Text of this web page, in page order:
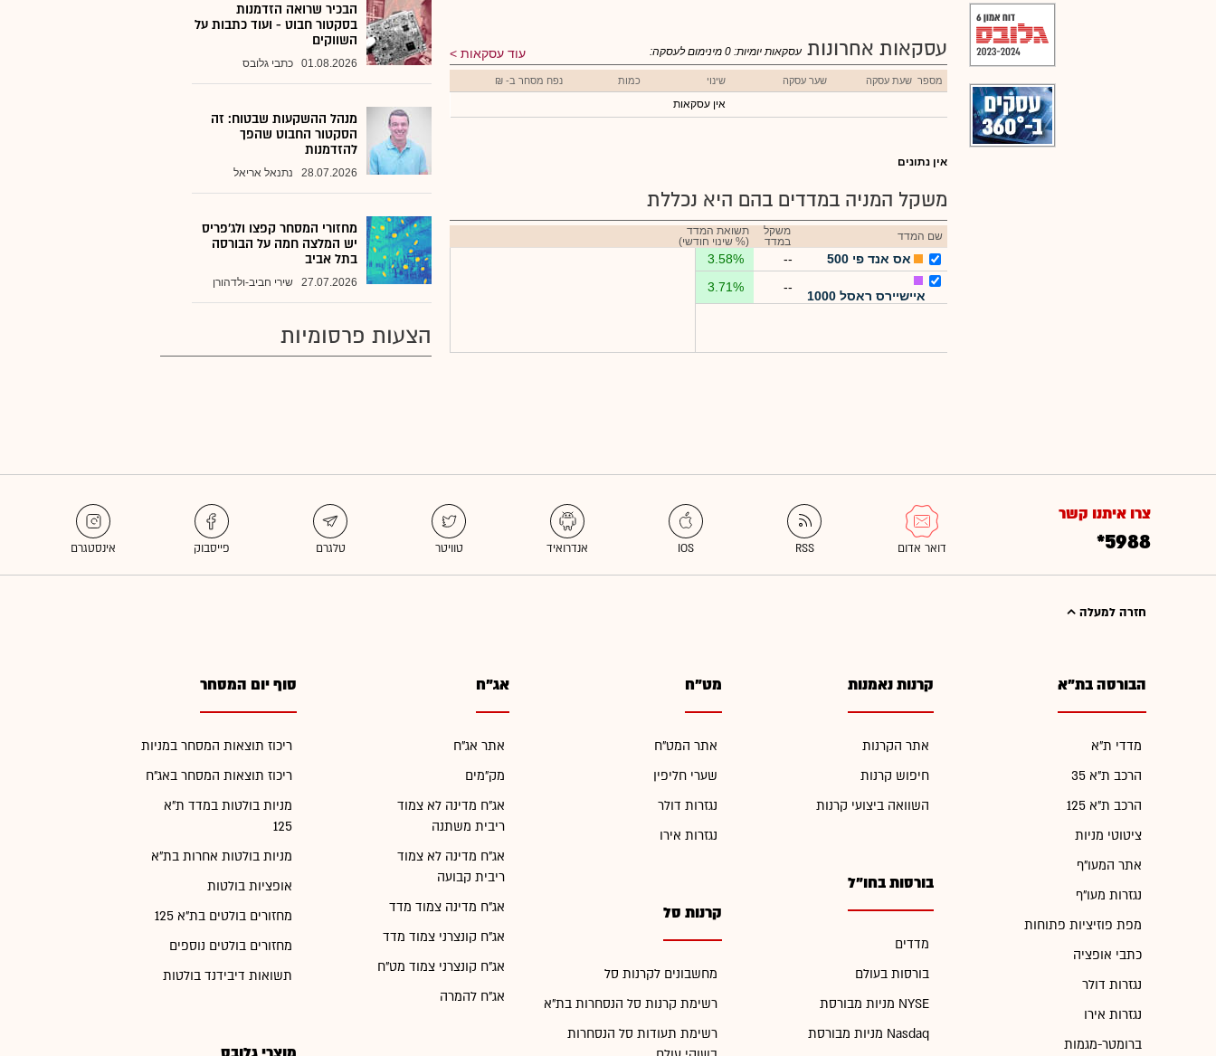
עסקאות אחרונות עוד עסקאות עסקאות יומיות: 0 מינימום לעסקה:
מספר שעת עסקה שער עסקה שינוי כמות נפח מסחר ב- ₪
אין עסקאות
אין נתונים
משקל המניה במדדים בהם היא נכללת
שם המדד
משקל
במדד
תשואת המדד
(% שינוי חודשי)
אס אנד פי 500 --
3.58%
איישיירס ראסל 1000
--
3.71%
הבכיר שרואה הזדמנות
בסקטור חבוט - ועוד כתבות על
השווקים
01.08.2026 כתבי גלובס
מנהל ההשקעות שבטוח: זה
הסקטור החבוט שהפך
להזדמנות
28.07.2026 נתנאל אריאל
מחזורי המסחר קפצו ולג'פריס
יש המלצה חמה על הבורסה
בתל אביב
27.07.2026 שירי חביב-ולדהורן
הצעות פרסומיות
צרו איתנו קשר
*5988
חזרה למעלה
הבורסה בת"א
מדדי ת"א
הרכב ת"א 35
הרכב ת"א 125
ציטוטי מניות
אתר המעו"ף
נגזרות מעו"ף
מפת פוזיציות פתוחות
כתבי אופציה
נגזרות דולר
נגזרות אירו
ברומטר-מגמות
קרנות נאמנות
אתר הקרנות
חיפוש קרנות
השוואה ביצועי קרנות
בורסות בחו"ל
מדדים
בורסות בעולם
מניות מבורסת NYSE
מניות מבורסת Nasdaq
מט"ח
אתר המט"ח
שערי חליפין
נגזרות דולר
נגזרות אירו
קרנות סל
מחשבונים לקרנות סל
רשימת קרנות סל הנסחרות בת"א
רשימת תעודות סל הנסחרות
אג"ח
אתר אג"ח
מק"מים
אג"ח מדינה לא צמוד
ריבית משתנה
אג"ח מדינה לא צמוד
ריבית קבועה
אג"ח מדינה צמוד מדד
אג"ח קונצרני צמוד מדד
אג"ח קונצרני צמוד מט"ח
אג"ח להמרה
סוף יום המסחר
ריכוז תוצאות המסחר במניות
ריכוז תוצאות המסחר באג"ח
מניות בולטות במדד ת"א
125
מניות בולטות אחרות בת"א
אופציות בולטות
מחזורים בולטים בת"א 125
מחזורים בולטים נוספים
תשואות דיבידנד בולטות